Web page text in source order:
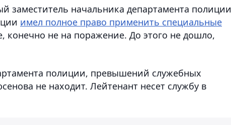
заместитель начальника департамента полиции
имел полное право применить специальные
конечно не на поражение. До этого не дошло,
полиции, превышений служебных
не находит. Лейтенант несет службу в